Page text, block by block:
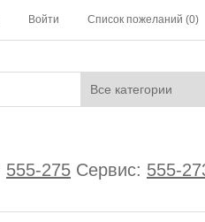
Войти Список пожеланий (0)
555-275 Сервис: 555-